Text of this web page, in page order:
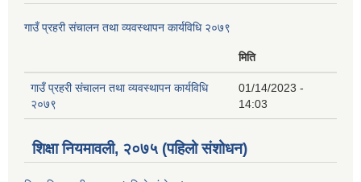
गाउँ प्रहरी संचालन तथा व्यवस्थापन कार्यविधि २०७९
मिति
गाउँ प्रहरी संचालन तथा व्यवस्थापन कार्यविधि
२०७९
01/14/2023 -
14:03
शिक्षा नियमावली, २०७५ (पहिलो संशोधन)